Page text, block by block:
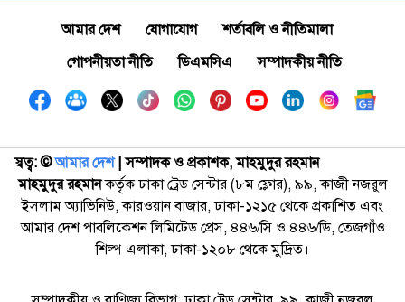
আমার দেশ যোগাযোগ
শর্তাবলি ও নীতিমালা
গোপনীয়তা নীতি
ডিএমসিএ সম্পাদকীয় নীতি
স্বত্ব: ©️আমার দেশ| সম্পাদক ও প্রকাশক, মাহমুদুর রহমান
মাহমুদুর রহমানকর্তৃক ঢাকা ট্রেড সেন্টার (৮ম ফ্লোর), ৯৯, কাজী নজরুল
ইসলাম অ্যাভিনিউ, কারওয়ান বাজার, ঢাকা-১২১৫ থেকে প্রকাশিত এবং
আমার দেশ পাবলিকেশন লিমিটেড প্রেস, ৪৪৬/সি ও ৪৪৬/ডি, তেজগাঁও
শিল্প এলাকা, ঢাকা-১২০৮ থেকে মুদ্রিত।